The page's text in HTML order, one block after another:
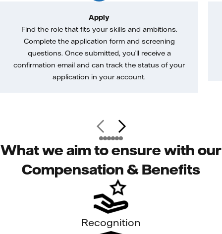
Apply
Find the role that fits your skills and ambitions.
Complete the application form and screening
questions. Once submitted, you’ll receive a
confirmation email and can track the status of your
application in your account.
What we aim to ensure with our
Compensation & Benefits
Recognition